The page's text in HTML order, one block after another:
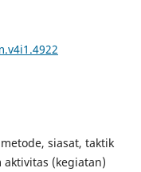
siasat, taktik
(kegiatan)